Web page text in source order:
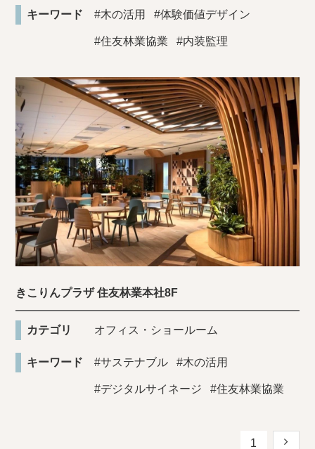
キーワード #木の活用 #体験価値デザイン
#住友林業協業 #内装監理
きこりんプラザ 住友林業本社8F
カテゴリ オフィス・ショールーム
キーワード #サステナブル #木の活用
#デジタルサイネージ #住友林業協業
1